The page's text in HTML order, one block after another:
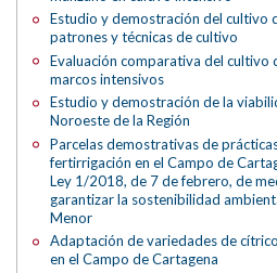
Estudio y demostración del cultivo
patrones y técnicas de cultivo
Evaluación comparativa del cultivo
marcos intensivos
Estudio y demostración de la
Noroeste de la Región
Parcelas demostrativas de
fertirrigación en el Campo de
Ley 1/2018, de 7 de febrero, de
garantizar la sostenibilidad
Menor
Adaptación de variedades de
en el Campo de Cartagena